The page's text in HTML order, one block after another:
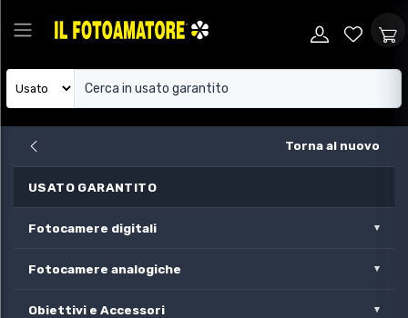
Torna al nuovo
USATO GARANTITO
Fotocamere digitali
Fotocamere analogiche
Obiettivi e Accessori